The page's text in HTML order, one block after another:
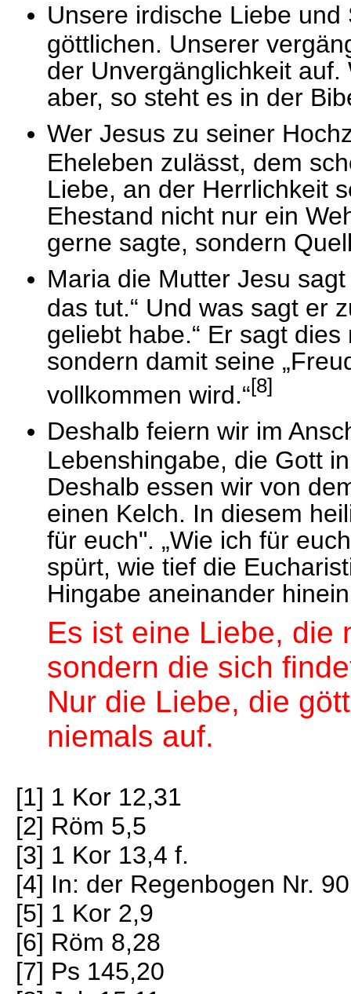
Unsere irdische Liebe
göttlichen. Unserer
der Unvergänglichkeit
aber, so steht es in der
Wer Jesus zu seiner
Eheleben zulässt, dem
Liebe, an der Herrlichkeit
Ehestand nicht nur ein
gerne sagte, sondern
Maria die Mutter Jesu
das tut.“ Und was sagt er
geliebt habe.“ Er sagt
sondern damit seine
vollkommen wird.“[8]
Deshalb feiern wir im
Lebenshingabe, die Gott
Deshalb essen wir von
einen Kelch. In diesem
für euch". „Wie ich für
spürt, wie tief die
Hingabe aneinander
Es ist eine Liebe, die
sondern die sich
Nur die Liebe, die
niemals auf.
[1] 1 Kor 12,31
[2] Röm 5,5
[3] 1 Kor 13,4 f.
[4] In: der Regenbogen Nr. 90
[5] 1 Kor 2,9
[6] Röm 8,28
[7] Ps 145,20